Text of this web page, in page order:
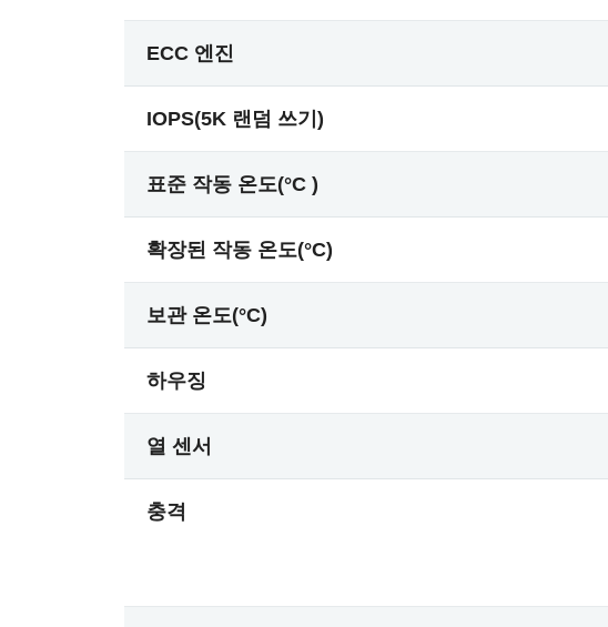
ECC 엔진
IOPS(5K 랜덤 쓰기)
표준 작동 온도(°C )
확장된 작동 온도(°C)
보관 온도(°C)
하우징
열 센서
충격